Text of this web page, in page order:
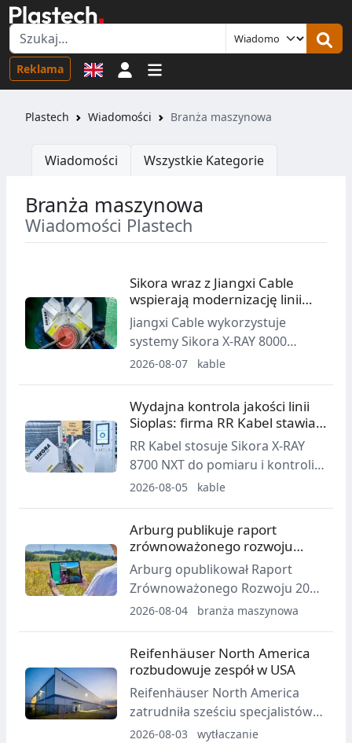
Reklama Logowanie
Plastech Wiadomości Branża maszynowa
Wiadomości Wszystkie Kategorie
Branża maszynowa
Wiadomości Plastech
Sikora wraz z Jiangxi Cable
wspierają modernizację linii
produkcyjnej
Jiangxi Cable wykorzystuje
systemy Sikora X-RAY 8000
Advanced i X-RAY 8700 NXT na
kabli najwyższych napięć 500 kV.
Urządzenia wspierają pomiar i
kontrolę grubości ścianki,
mimośrodowości oraz średnicy
w linii produkcyjnej.
2026-08-07 kable
Wydajna kontrola jakości linii
Sioplas: firma RR Kabel stawia
na urządzenie Sikora
RR Kabel stosuje Sikora X-RAY
8700 NXT do pomiaru i kontroli
w czasie rzeczywistym w liniach
System mierzy grubość ścianki,
średnicę, mimośrodowość i inne
parametry w pozycji gorącej linii.
2026-08-05 kable
Arburg publikuje raport
zrównoważonego rozwoju
2025
Arburg opublikował Raport
Zrównoważonego Rozwoju 2025
jako interaktywny plik PDF
postępy programu
arburgGREENworld, w tym
działania ESG, efektywność
zasobową, gospodarkę o obiegu
zamkniętym i wskaźniki śladu
węglowego.
2026-08-04 branża maszynowa
Reifenhäuser North America
rozbudowuje zespół w USA
Reifenhäuser North America
zatrudniła sześciu specjalistów
ds. sprzedaży, serwisu i obsługi
2026-08-03 wytłaczanie